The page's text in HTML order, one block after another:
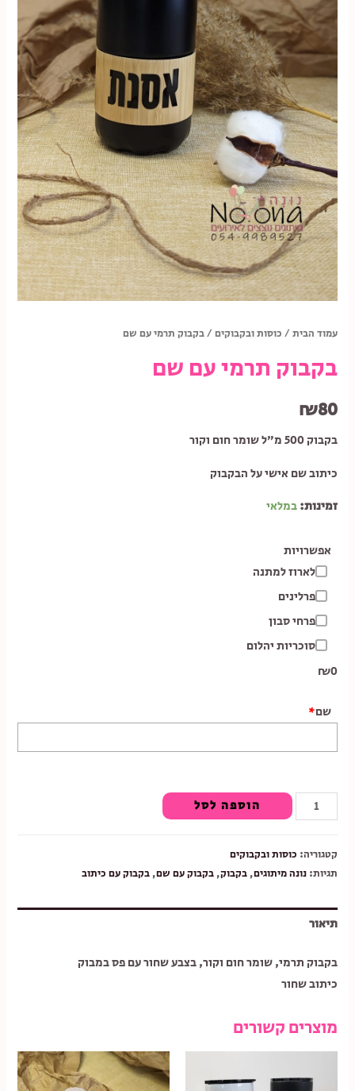
עמוד הבית / כוסות ובקבוקים / בקבוק תרמי עם שם
בקבוק תרמי עם שם
₪80
בקבוק 500 מ”ל שומר חום וקור
כיתוב שם אישי על הבקבוק
זמינות: במלאי
אפשרויות
לארוז למתנה
פרלינים
פרחי סבון
סוכריות יהלום
₪0
שם*
כמות
של
תרמי
שם
הוספה לסל
קטגוריה: כוסות ובקבוקים
תגיות:נונה מיתוגים,בקבוק,בקבוק עם שם,בקבוק עם כיתוב
תיאור
בקבוק תרמי, שומר חום וקור, בצבע שחור עם פס במבוק
כיתוב שחור
מוצרים קשורים